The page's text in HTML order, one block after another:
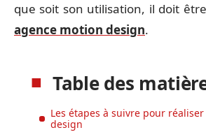
que soit son utilisation, il doit être
agence motion design.
Table des
Les étapes à suivre pour
design